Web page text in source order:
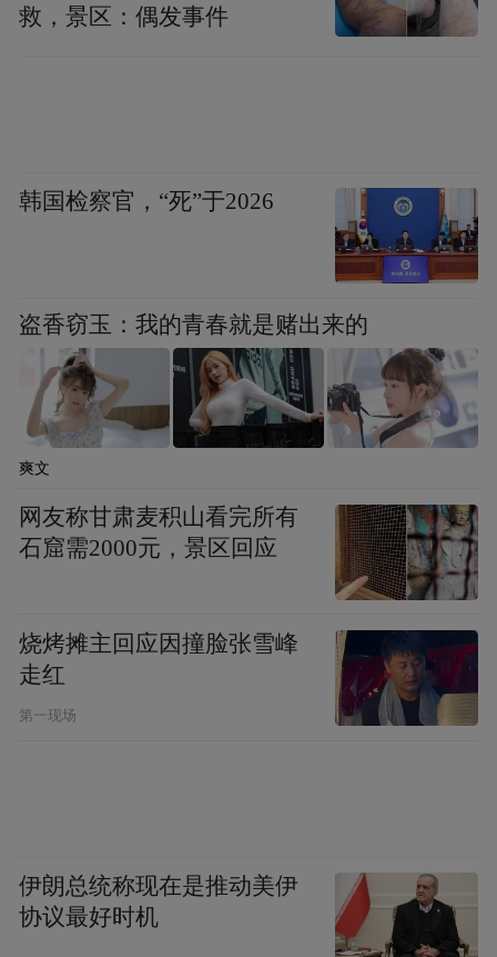
低保户张学军患有肢体一级残疾，一家三口
依靠儿子打工和低保生活，日子虽然不富
裕，但精神面貌乐观积极。
许昆林欣慰地对老人说，要保重身体，过好
生活，有困难及时向党和政府部门反映。
帮扶解难工作，及时了解、关心群众的所需
所求，精准识别、精准帮扶，进一步完善各
种救助措施，做好困难群众兜底保障工作，
用心用情用力解决好群众“急难愁盼”，让人
民群众有更多、更直接、更实在的获得感、
幸福感、安全感。
救，景区：偶发事件
韩国检察官，“死”于2026
盗香窃玉：我的青春就是赌出来的
爽文
网友称甘肃麦积山看完所有
石窟需2000元，景区回应
烧烤摊主回应因撞脸张雪峰
走红
第一现场
伊朗总统称现在是推动美伊
协议最好时机